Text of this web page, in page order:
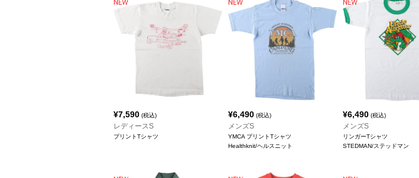
¥7,590 (税込)
レディースS
プリントTシャツ
¥6,490 (税込)
メンズS
YMCA プリントTシャツ
Healthknit/ヘルスニット
¥6,490 (税込)
メンズS
リンガーTシャツ
STEDMAN/ステッドマン